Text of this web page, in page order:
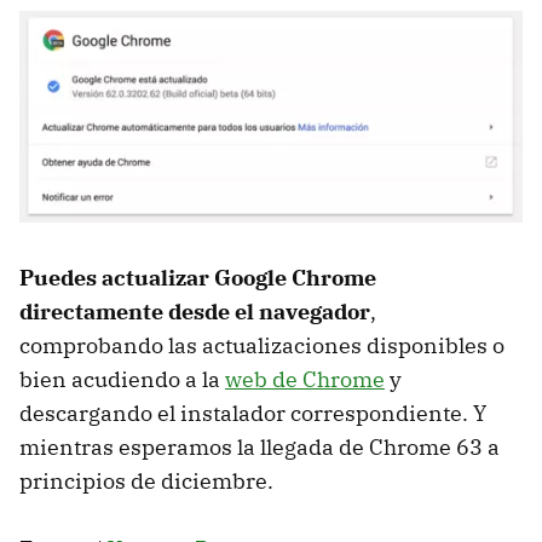
Puedes actualizar Google Chrome
directamente desde el navegador,
comprobando las actualizaciones disponibles o
bien acudiendo a la web de Chrome y
descargando el instalador correspondiente. Y
mientras esperamos la llegada de Chrome 63 a
principios de diciembre.